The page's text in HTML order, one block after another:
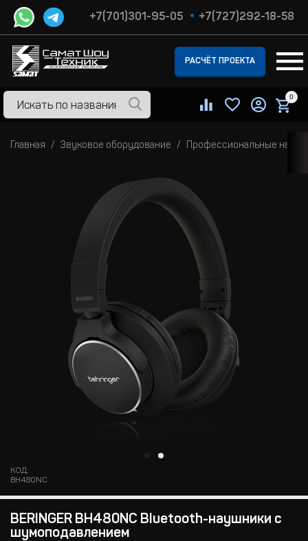
+7(701)301-95-05 +7(727)292-18-58
РАСЧЁТ ПРОЕКТА
0
Главная Звуковое оборудование Профессиональные
КОД:
BH480NC
BERINGER BH480NC Bluetooth-наушники с
шумоподавлением